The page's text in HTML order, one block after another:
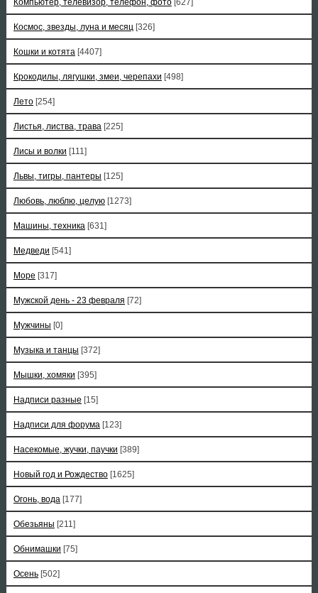
Компьютер, телевизор, телефон, фото [627]
Космос, звезды, луна и месяц [326]
Кошки и котята [4407]
Крокодилы, лягушки, змеи, черепахи [498]
Лето [254]
Листья, листва, трава [225]
Лисы и волки [111]
Львы, тигры, пантеры [125]
Любовь, люблю, целую [1273]
Машины, техника [631]
Медведи [541]
Море [317]
Мужской день - 23 февраля [72]
Мужчины [0]
Музыка и танцы [372]
Мышки, хомяки [395]
Надписи разные [15]
Надписи для форума [123]
Насекомые, жучки, паучки [389]
Новый год и Рождество [1625]
Огонь, вода [177]
Обезьяны [211]
Обнимашки [75]
Осень [502]